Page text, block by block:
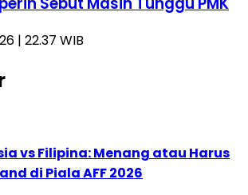
| 22.37 WIB
vs Filipina: Menang atau Harus
di Piala AFF 2026